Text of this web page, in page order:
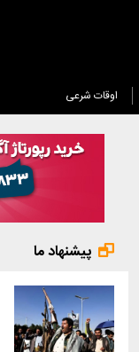
اوقات شرعی
پیشنهاد ما